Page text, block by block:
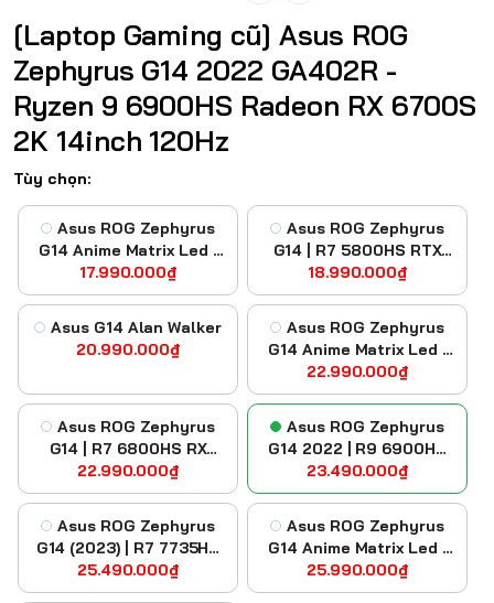
[Laptop Gaming cũ] Asus ROG
Zephyrus G14 2022 GA402R -
Ryzen 9 6900HS Radeon RX 6700S
2K 14inch 120Hz
Tùy chọn:
Asus ROG Zephyrus
G14 Anime Matrix Led |
R7 5800HS RTX 3050Ti
FHD
17.990.000₫
Asus ROG Zephyrus
G14 | R7 5800HS RTX
3060 14 FHD
18.990.000₫
Asus G14 Alan Walker
20.990.000₫
Asus ROG Zephyrus
G14 Anime Matrix Led |
R9 5900HS RTX 3060
2K
22.990.000₫
Asus ROG Zephyrus
G14 | R7 6800HS RX
6700S 2K
22.990.000₫
Asus ROG Zephyrus
G14 2022 | R9 6900HS
RX 6700S 2K
23.490.000₫
Asus ROG Zephyrus
G14 (2023) | R7 7735HS
RTX 4050 QHD
25.490.000₫
Asus ROG Zephyrus
G14 Anime Matrix Led |
R9 6900HS RX6800S 2K
120Hz
25.990.000₫